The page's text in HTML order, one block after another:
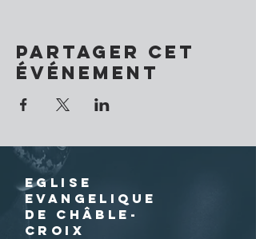
Partager cet
événement
EGLISE
EVANGELIQUE
DE CHÂBLE-
CROIX